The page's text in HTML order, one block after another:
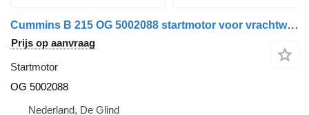
Cummins B 215 OG 5002088 startmotor voor vrachtwagen
Prijs op aanvraag
Startmotor
OG 5002088
Nederland, De Glind